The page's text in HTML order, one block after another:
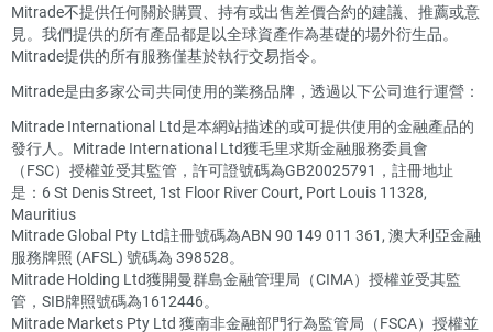
Mitrade不提供任何關於購買、持有或出售差價合約的建議、推薦或意
見。我們提供的所有產品都是以全球資產作為基礎的場外衍生品。
Mitrade提供的所有服務僅基於執行交易指令。
Mitrade是由多家公司共同使用的業務品牌，透過以下公司進行運營：
Mitrade International Ltd是本網站描述的或可提供使用的金融產品的
發行人。Mitrade International Ltd獲毛里求斯金融服務委員會
（FSC）授權並受其監管，許可證號碼為GB20025791，註冊地址
是：6 St Denis Street, 1st Floor River Court, Port Louis 11328,
Mauritius
Mitrade Global Pty Ltd註冊號碼為ABN 90 149 011 361, 澳大利亞金融
服務牌照 (AFSL) 號碼為 398528。
Mitrade Holding Ltd獲開曼群島金融管理局（CIMA）授權並受其監
管，SIB牌照號碼為1612446。
Mitrade Markets Pty Ltd 獲南非金融部門行為監管局（FSCA）授權並